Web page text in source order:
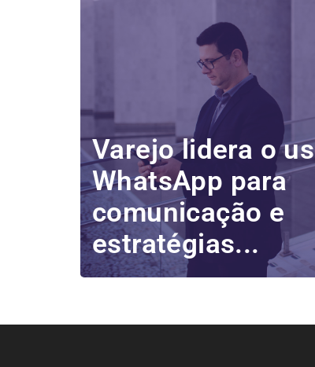
Varejo lidera o
WhatsApp para
comunicação e
estratégias...